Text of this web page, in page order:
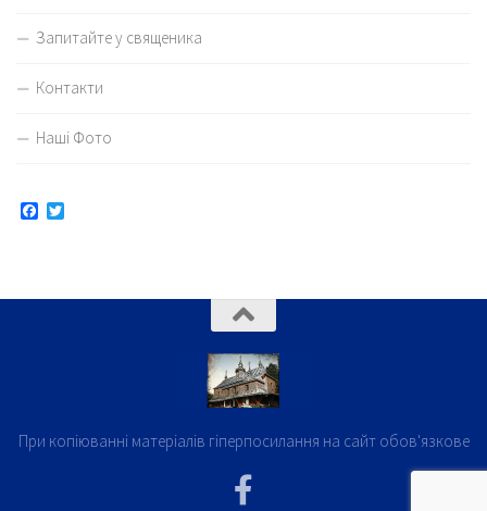
Запитайте у священика
Контакти
Наші Фото
Facebook
При копіюванні матеріалів гіперпосилання на сайт обов'язкове